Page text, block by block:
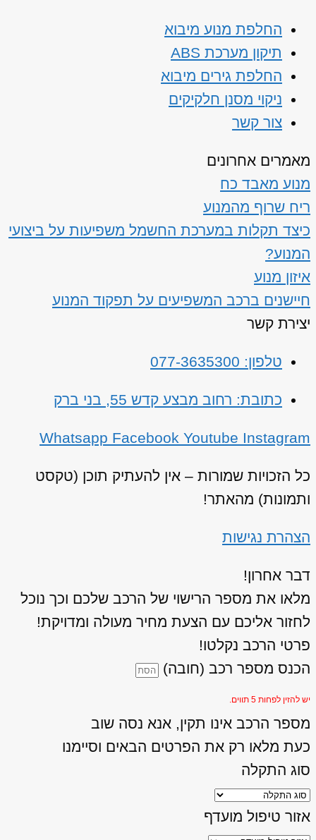
החלפת מנוע מיבוא
תיקון מערכת ABS
החלפת גירים מיבוא
ניקוי מסנן חלקיקים
צור קשר
מאמרים אחרונים
מנוע מאבד כח
ריח שרוף מהמנוע
כיצד תקלות במערכת החשמל משפיעות על ביצועי
המנוע?
איזון מנוע
חיישנים ברכב המשפיעים על תפקוד המנוע
יצירת קשר
טלפון: 077-3635300
כתובת: רחוב מבצע קדש 55, בני ברק
Whatsapp Facebook Youtube Instagram
כל הזכויות שמורות – אין להעתיק תוכן (טקסט
ותמונות) מהאתר!
הצהרת נגישות
דבר אחרון!
מלאו את מספר הרישוי של הרכב שלכם וכך נוכל
לחזור אליכם עם הצעת מחיר מעולה ומדויקת!
פרטי הרכב נקלטו!
הכנס מספר רכב (חובה)
יש להזין לפחות 5 תווים.
מספר הרכב אינו תקין, אנא נסה שוב
כעת מלאו רק את הפרטים הבאים וסיימנו
סוג התקלה
אזור טיפול מועדף